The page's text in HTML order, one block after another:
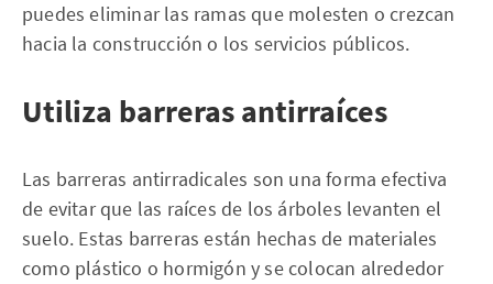
puedes eliminar las ramas que molesten o crezcan
hacia la construcción o los servicios públicos.
Utiliza barreras antirraíces
Las barreras antirradicales son una forma efectiva
de evitar que las raíces de los árboles levanten el
suelo. Estas barreras están hechas de materiales
como plástico o hormigón y se colocan alrededor